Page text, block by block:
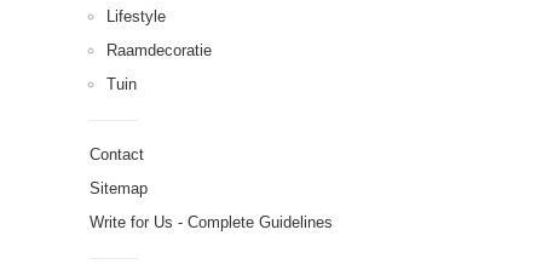
Lifestyle
Raamdecoratie
Tuin
Contact
Sitemap
Write for Us - Complete Guidelines